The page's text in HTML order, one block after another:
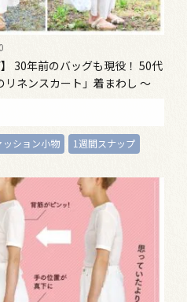
30年前のバッグも現役！ 50代
リネンスカート」着まわし ～
ッション小物 1週間スナップ